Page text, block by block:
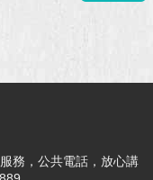
務，公共電話，放心講